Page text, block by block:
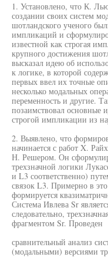
1. Установлено, что К.
создании своих систем
шотландского ученого
импликаций и
известной как строгая
крупного достижения
высказал идею об
к логике, в которой
первых ввел их точные
несколько модальных
переменность и другие.
позаимствовал основные
строгой импликации из
2. Выявлено, что
начинается с работ X.
Н. Решером. Он
трехзначной логики
и L3 соответственно)
связок L3. Примерно в
формируется
Система Ивлева Sr
следовательно,
фрагментом Sr. Проведен
сравнительный анализ
(модальными) версиями